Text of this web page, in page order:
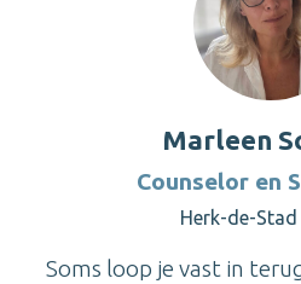
Marleen
Counselor en
Herk-de-
Soms loop je vast in